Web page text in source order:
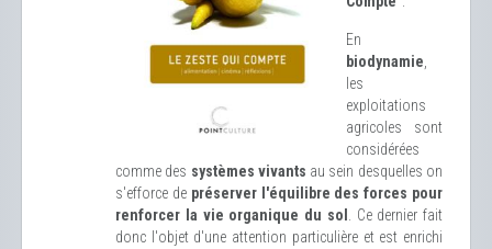
En
biodynamie
les
exploitations
agricoles sont
considérées
comme des systèmes vivants au sein desquelles on
s'efforce de préserver l'équilibre des forces pour
renforcer la vie organique du sol
. Ce dernier fait
donc l'objet d'une attention particulière et est enrichi